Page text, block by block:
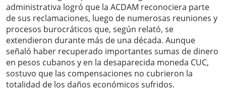
administrativa logró que la ACDAM reconociera parte
de sus reclamaciones, luego de numerosas reuniones y
procesos burocráticos que, según relató, se
extendieron durante más de una década. Aunque
señaló haber recuperado importantes sumas de dinero
en pesos cubanos y en la desaparecida moneda CUC,
sostuvo que las compensaciones no cubrieron la
totalidad de los daños económicos sufridos.